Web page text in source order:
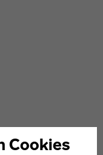
Cookies